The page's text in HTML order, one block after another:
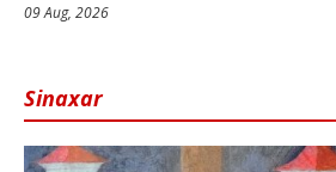
09 Aug, 2026
Sinaxar